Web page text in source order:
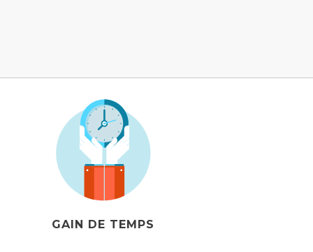
GAIN DE TEMPS